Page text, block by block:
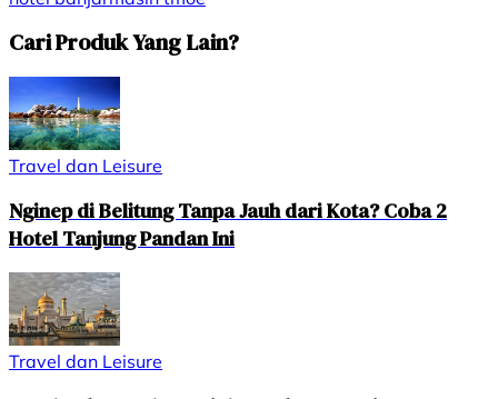
Cari Produk Yang Lain?
Travel dan Leisure
Nginep di Belitung Tanpa Jauh dari Kota? Coba 2
Hotel Tanjung Pandan Ini
Travel dan Leisure